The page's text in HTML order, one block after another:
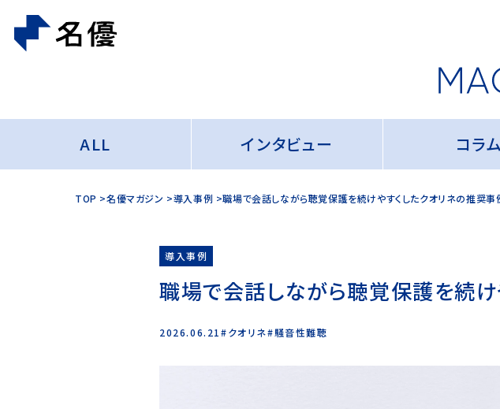
ALL インタビュー コラム
TOP 名優マガジン 導入事例 職場で会話しながら聴覚保護を続けやすくしたクオリネの推奨事
導入事例
職場で会話しながら聴覚保護を続
2026.06.21 クオリネ 騒音性難聴